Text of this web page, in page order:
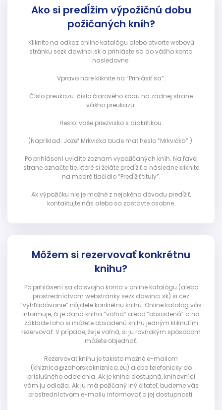
Ako si predĺžim výpožičnú dobu
požičaných kníh?
Kliknite na odkaz online katalógu alebo otvorte webovú
stránku sezk.dawinci.sk a prihláste sa do vášho konta
nasledovne:
Vpravo hore kliknite na “Prihlásiť sa”:
Číslo preukazu: číslo čiarového kódu na zadnej strane
vášho preukazu.
Heslo: vaše priezvisko s diakritikou.
(Napríklad: Jozef Mrkvička bude mať heslo “Mrkvička”.).
Po prihlásení uvidíte zoznam vypožičaných kníh. Na ľavej
strane označte tie, ktoré si želáte predĺžiť a následne kliknite
na modré tlačidlo “Predĺžiť tituly”.
Ak výpožičku nie je možné z nejakého dôvodu predĺžiť,
kontaktujte nás alebo sa zastavte osobne.
Môžem si rezervovať konkrétnu
knihu?
Po prihlásení sa do svojho konta v online katalógu (alebo
prostredníctvom webstránky sezk.dawinci.sk) si cez
“vyhľadávanie” nájdete konkrétnu knihu. Online katalóg vás
informuje, či je daná kniha “voľná” alebo “obsadená” a na
základe toho si môžete obsadenú knihu jedným kliknutím
rezervovať. V prípade, že je voľná, si ju rovnakým spôsobom
môžete objednať.
Rezervovať knihu je takisto možné e-mailom
(kniznica@zahorskakniznica.eu) alebo telefonicky do
príslušného oddelenia. Ak je kniha dostupná, knihovníci
vám ju odložia. Ak ju má požičaný iný čitateľ, budeme vás
prostredníctvom e-mailu informovať o jej dostupnosti.